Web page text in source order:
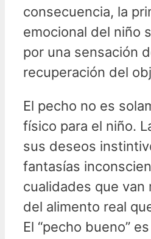
consecuencia, la
emocional del niño
por una sensación
recuperación del
El pecho no es
físico para el niño.
sus deseos
fantasías
cualidades que van
del alimento real
El “pecho bueno”